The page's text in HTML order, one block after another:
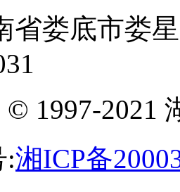
省娄底市娄
1997-2021
:湘ICP备